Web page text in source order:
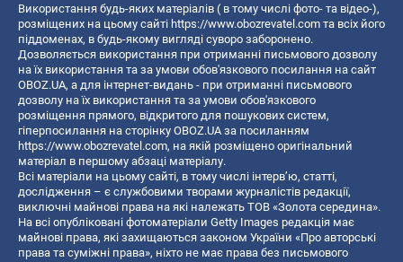
Використання будь-яких матеріалів ( в тому числі фото- та відео-),
розміщених на цьому сайті https://www.obozrevatel.com та всіх його
піддоменах, в будь-якому вигляді суворо заборонено.
Дозволяється використання при отриманні письмового дозволу
на їх використання та за умови обов'язкового посилання на сайт
OBOZ.UA, а для інтернет-видань - при отриманні письмового
дозволу на їх використання та за умови обов'язкового
розміщення прямого, відкритого для пошукових систем,
гіперпосилання на сторінку OBOZ.UA за посиланням
https://www.obozrevatel.com, на якій розміщено оригінальний
матеріал в першому абзаці матеріалу.
Всі матеріали на цьому сайті, в тому числі інтерв’ю, статті,
дослідження – є службовими творами журналістів редакції,
виключні майнові права на які належать ТОВ «Золота середина».
На всі опубліковані фотоматеріали Getty Images редакція має
майнові права, які захищаються законом України «Про авторські
права та суміжні права», ніхто не має права без письмового